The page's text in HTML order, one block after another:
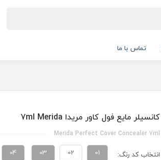
تماس با ما
کانسیلر مایع فول کاور مریدا 7ml Merida
Merida Perfect Cover Concealer 7ml
انتخاب کد رنگ: 01
02
03
04